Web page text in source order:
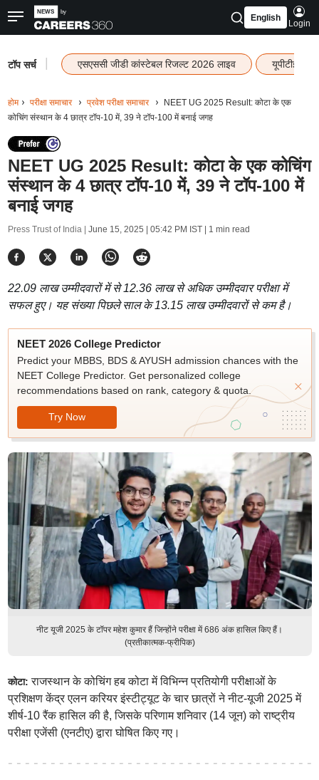
English
Login
टॉप सर्च एसएससी जीडी कांस्टेबल रिजल्ट 2026 लाइव यूपीटीईटी
होम परीक्षा समाचार प्रवेश परीक्षा समाचार
NEET UG 2025 Result: कोटा के एक
कोचिंग संस्थान के 4 छात्र टॉप-10 में, 39 ने टॉप-100 में बनाई जगह
NEET UG 2025 Result: कोटा के एक कोचिंग
संस्थान के 4 छात्र टॉप-10 में, 39 ने टॉप-100 में
बनाई जगह
Press Trust of India | June 15, 2025 | 05:42 PM IST| 1 min read
22.09 लाख उम्मीदवारों में से 12.36 लाख से अधिक उम्मीदवार परीक्षा में
सफल हुए। यह संख्या पिछले साल के 13.15 लाख उम्मीदवारों से कम है।
NEET 2026 College Predictor
Predict your MBBS, BDS & AYUSH admission chances with the
NEET College Predictor. Get personalized college
recommendations based on rank, category & quota.
Try Now
नीट यूजी 2025 के टॉपर महेश कुमार हैं जिन्होंने परीक्षा में 686 अंक हासिल किए हैं।
(प्रतीकात्मक-फ्रीपिक)
कोटा:राजस्थान के कोचिंग हब कोटा में विभिन्न प्रतियोगी परीक्षाओं के
प्रशिक्षण केंद्र एलन करियर इंस्टीट्यूट के चार छात्रों ने नीट-यूजी 2025 में
शीर्ष-10 रैंक हासिल की है, जिसके परिणाम शनिवार (14 जून) को राष्ट्रीय
परीक्षा एजेंसी (एनटीए) द्वारा घोषित किए गए।